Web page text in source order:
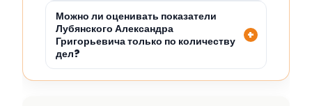
Можно ли оценивать показатели
Лубянского Александра
Григорьевича только по количеству
дел?